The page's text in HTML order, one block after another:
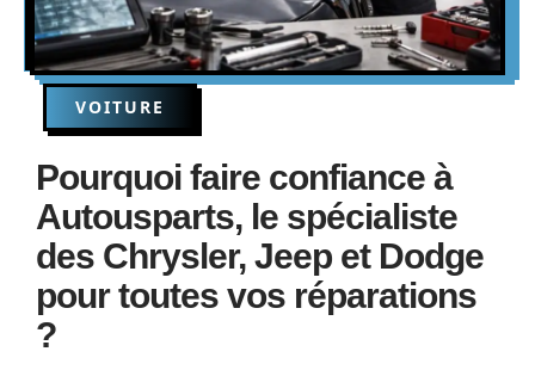
VOITURE
Pourquoi faire confiance à
Autousparts, le spécialiste
des Chrysler, Jeep et Dodge
pour toutes vos réparations
?